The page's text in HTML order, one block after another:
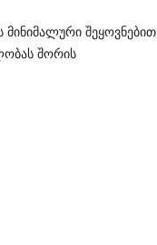
მინიმალური შეყოვნებით
შორის